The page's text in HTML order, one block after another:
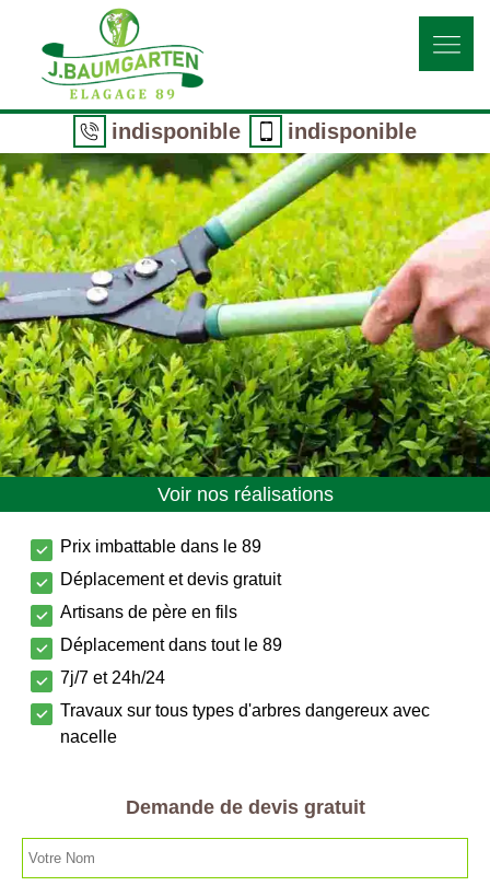
indisponible indisponible
Voir nos réalisations
Prix imbattable dans le 89
Déplacement et devis gratuit
Artisans de père en fils
Déplacement dans tout le 89
7j/7 et 24h/24
Travaux sur tous types d'arbres dangereux avec
nacelle
Demande de devis gratuit